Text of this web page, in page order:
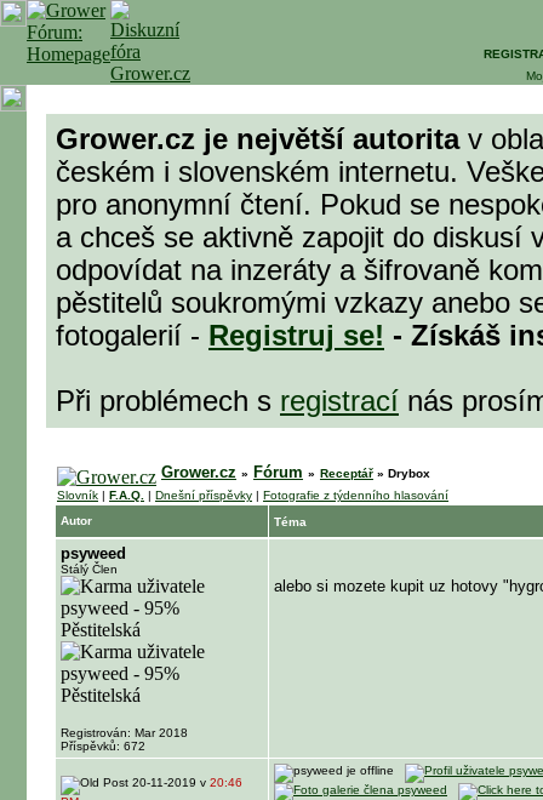
Grower.cz je největší autoritav
českém i slovenském internetu.
pro anonymní čtení. Pokud se
a chceš se aktivně zapojit do diskusí
odpovídat na inzeráty a šifrovaně
pěstitelů soukromými vzkazy anebo
fotogalerií - Registruj se! - Získáš
Při problémech s registrací nás
Grower.cz » Fórum » Receptář » Drybox
Slovník | F.A.Q. | Dnešní příspěvky | Fotografie z týdenního hlasování
Autor
Téma
psyweed
Stálý Člen
Registrován: Mar 2018
Příspěvků: 672
alebo si mozete kupit uz hotovy
20-11-2019 v 20:46